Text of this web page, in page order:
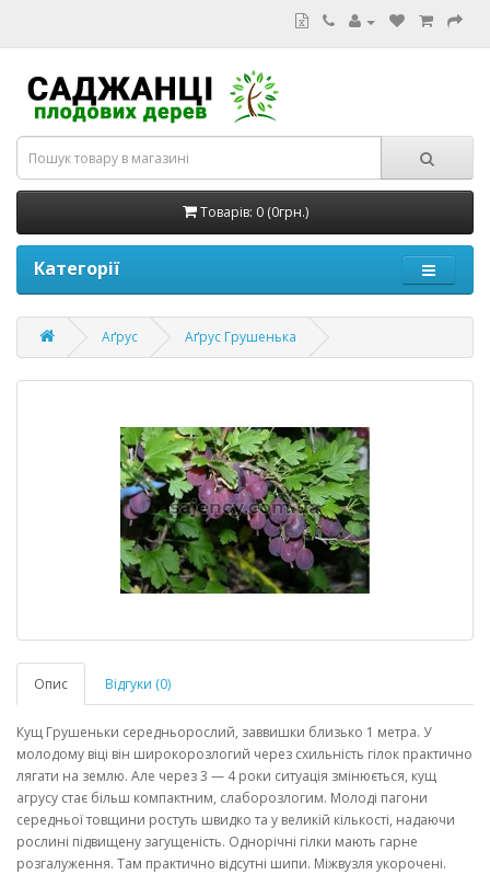
Товарів: 0 (0грн.)
Категорії
Аґрус Аґрус Грушенька
Опис Відгуки (0)
Кущ Грушеньки середньорослий, заввишки близько 1 метра. У
молодому віці він широкорозлогий через схильність гілок практично
лягати на землю. Але через 3 — 4 роки ситуація змінюється, кущ
агрусу стає більш компактним, слаборозлогим. Молоді пагони
середньої товщини ростуть швидко та у великій кількості, надаючи
рослині підвищену загущеність. Однорічні гілки мають гарне
розгалуження. Там практично відсутні шипи. Міжвузля укорочені.